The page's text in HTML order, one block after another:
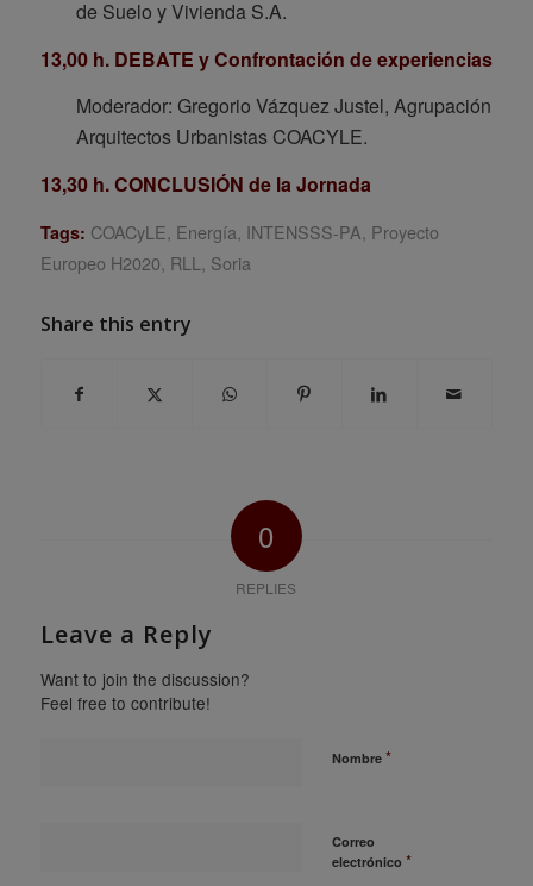
de Suelo y Vivienda S.A.
13,00 h. DEBATE y Confrontación de experiencias
Moderador: Gregorio Vázquez Justel, Agrupación
Arquitectos Urbanistas COACYLE.
13,30 h. CONCLUSIÓN de la Jornada
Tags: COACyLE Energía INTENSSS-PA Proyecto
Europeo H2020 RLL Soria
Share this entry
0
REPLIES
Leave a Reply
Want to join the discussion?
Feel free to contribute!
Nombre *
Correo
electrónico *